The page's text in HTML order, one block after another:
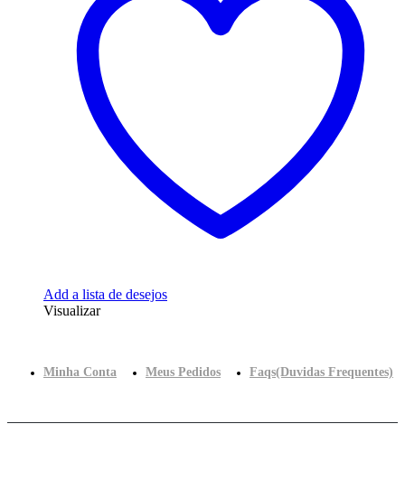
Add a lista de desejos
Visualizar
Minha Conta Meus Pedidos Faqs(Duvidas Frequentes)